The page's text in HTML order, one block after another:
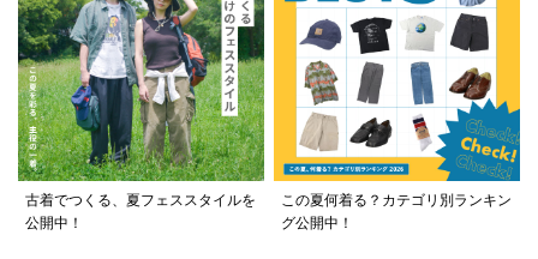
古着でつくる、夏フェススタイルを
公開中！
この夏何着る？カテゴリ別ランキン
グ公開中！